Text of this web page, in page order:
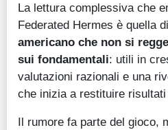
La lettura complessiva che
Federated Hermes è quella di
americano che non si
sui fondamentali: utili in
valutazioni razionali e una
che inizia a restituire
Il rumore fa parte del gioco,